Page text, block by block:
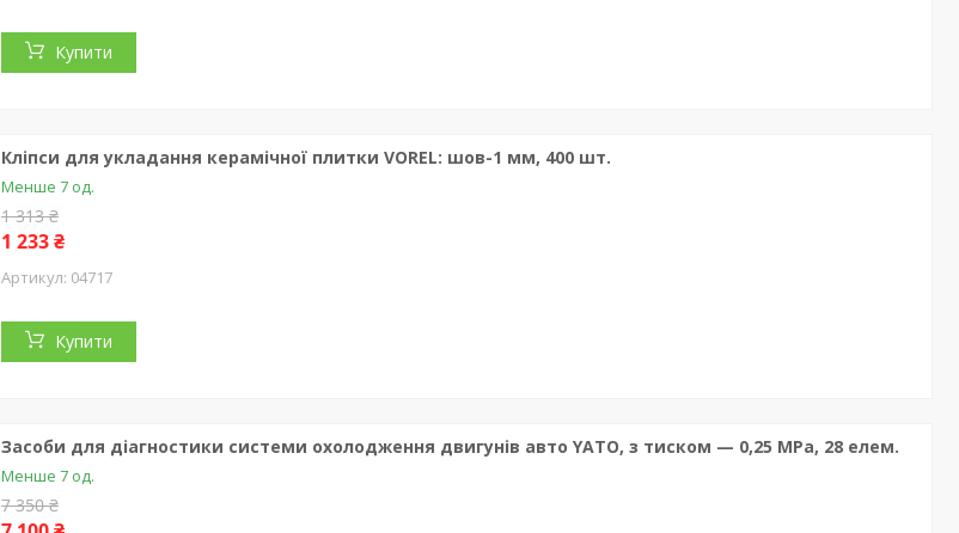
Купити
Кліпси для укладання керамічної плитки VOREL: шов-1 мм, 400 шт.
Менше 7 од.
1 313 ₴
1 233 ₴
04717
Купити
Засоби для діагностики системи охолодження двигунів авто YATO, з тиском — 0,25 MPa, 28 елем.
Менше 7 од.
7 350 ₴